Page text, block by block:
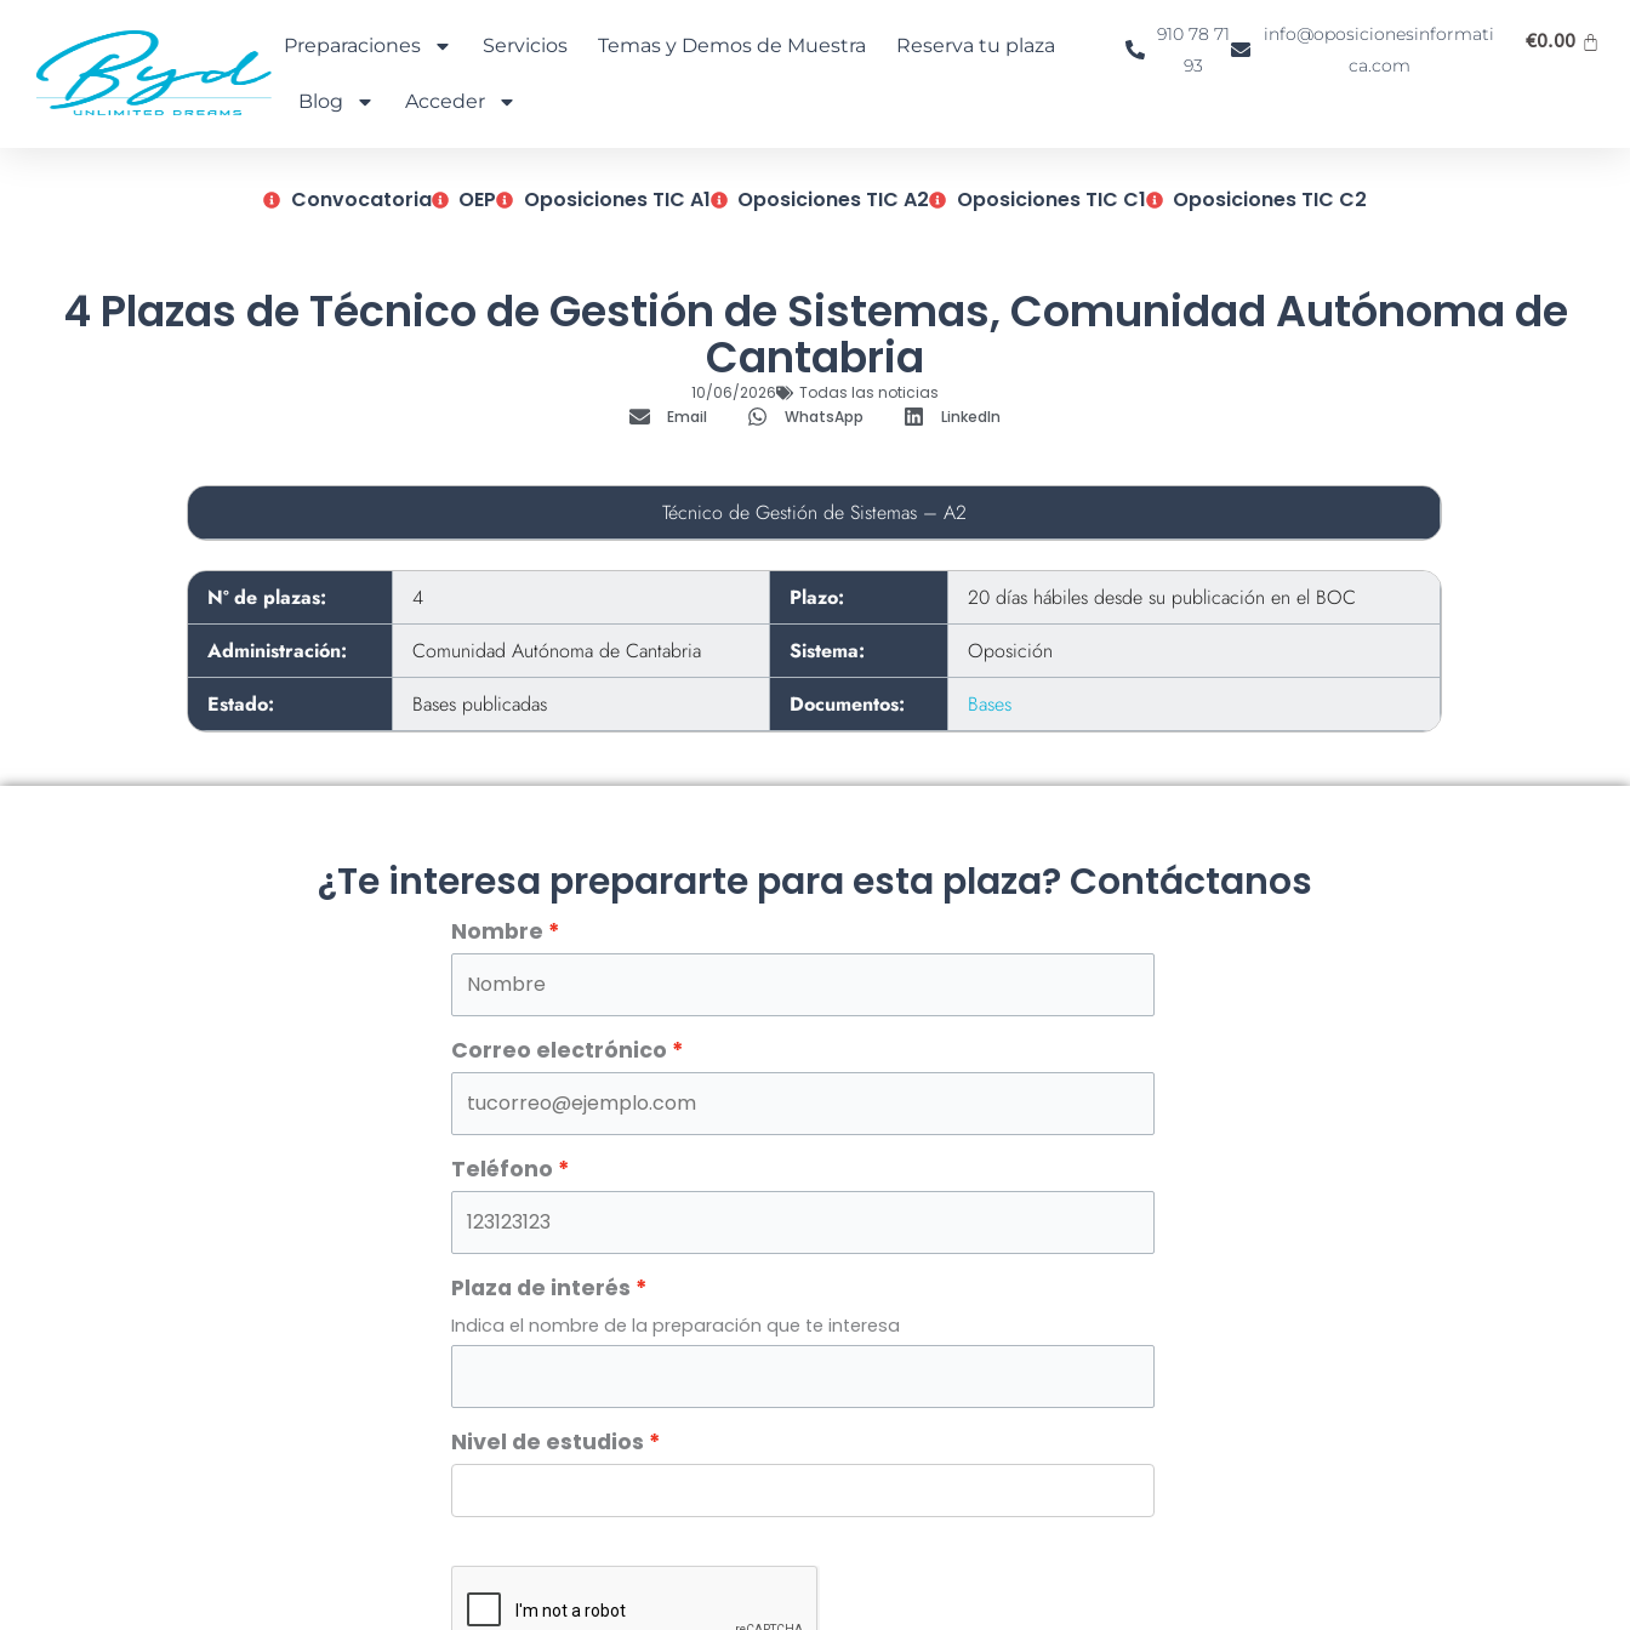
contenido
Preparaciones Servicios Temas y Demos de Muestra Reserva tu plaza
Blog Acceder
910 78 71
93
info@oposicionesinformati
ca.com
€0.00
Convocatoria OEP Oposiciones TIC A1 Oposiciones TIC A2 Oposiciones TIC C1 Oposiciones TIC C2
4 Plazas de Técnico de Gestión de Sistemas, Comunidad Autónoma de
Cantabria
10/06/2026
Todas las noticias
Email
WhatsApp LinkedIn
Técnico de Gestión de Sistemas – A2
Nº de plazas: 4 Plazo:
20 días hábiles desde su publicación en el BOC
Administración:
Comunidad Autónoma de Cantabria Sistema:
Oposición
Estado:
Bases publicadas Documentos: Bases
¿Te interesa prepararte para esta plaza? Contáctanos
Nombre
Correo electrónico
Teléfono
Plaza de interés
Indica el nombre de la preparación que te interesa
Nivel de estudios